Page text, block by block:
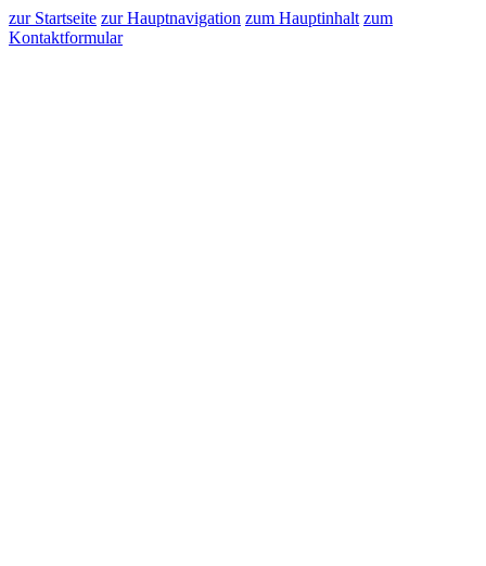
zur Startseite zur Hauptnavigation zum Hauptinhalt zum
Kontaktformular